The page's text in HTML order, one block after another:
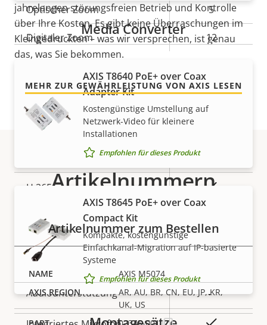
Optischer Zoom 5
Digitaler Zoom 12
Komprimierung
Eigentumsbeschreibung Eigentumswert
Zipstream
High, Main
H.265
AV1
Audio
Eigentumsbeschreibung Eigentumswert
Audiounterstützung Ja
Media Converter
AXIS T8640 PoE+ over Coax
Adapter Kit
Kostengünstige Umstellung auf
Netzwerk-Video für kleinere
Installationen
Empfohlen für dieses Produkt
AXIS T8645 PoE+ over Coax
Compact Kit
Kompakte, kostengünstige
Einfachkanal-Migration auf IP-basierte
Systeme
Empfohlen für dieses Produkt
jahrelangen störungsfreien Betrieb und Kontrolle
über Ihre Kosten. Es gibt keine Überraschungen im
Kleingedruckten – was wir versprechen, ist genau
das, was Sie bekommen.
MEHR ZUR GEWÄHRLEISTUNG VON AXIS LESEN
Artikelnummern
Artikelnummer zum Bestellen
AXIS M5074
AR, AU, BR, CN, EU, JP, KR,
UK, US
02345-001